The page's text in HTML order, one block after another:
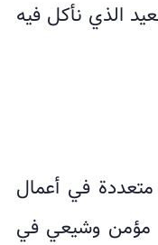
الذي نأكل فيه
في أعمال
مؤمن وشيعي في